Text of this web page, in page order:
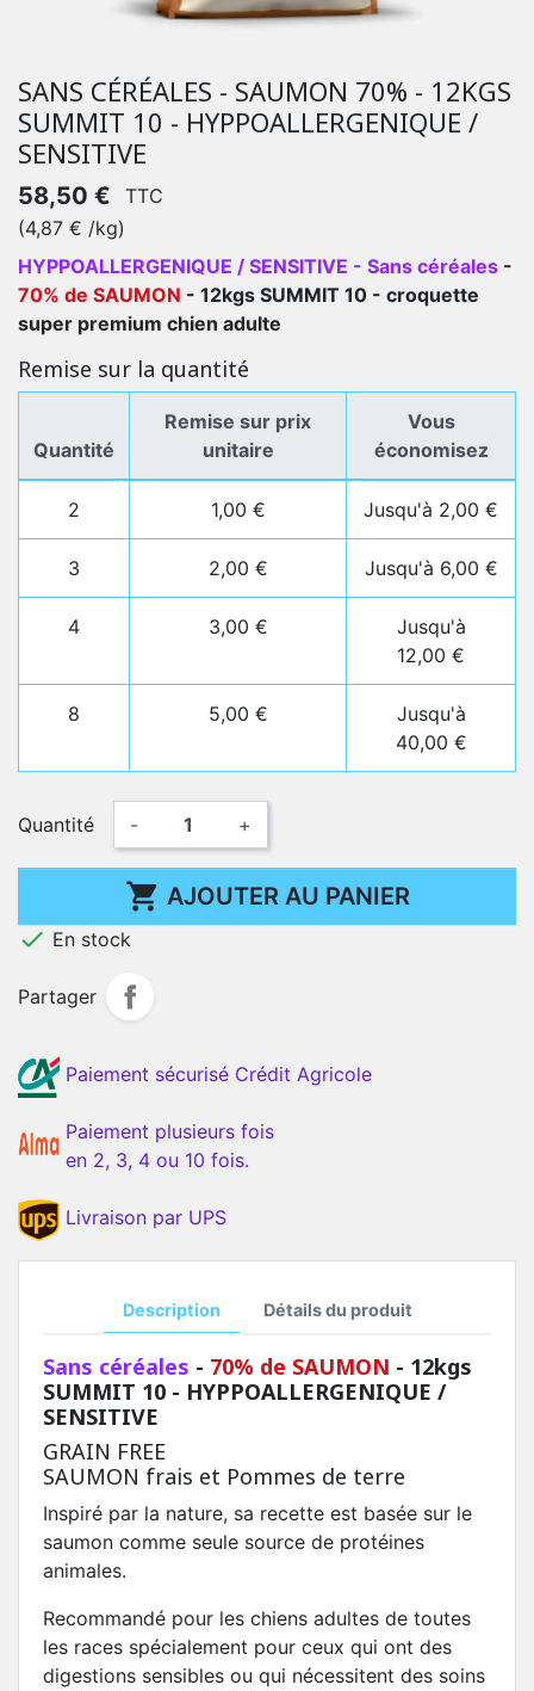
SANS CÉRÉALES - SAUMON 70% - 12KGS
SUMMIT 10 - HYPPOALLERGENIQUE /
SENSITIVE
58,50 €
(4,87 € /kg)
TTC
HYPPOALLERGENIQUE / SENSITIVE - Sans céréales -
70% de SAUMON - 12kgs SUMMIT 10 - croquette
super premium chien adulte
Remise sur la quantité
Quantité
Remise sur prix
unitaire
Vous
économisez
2 1,00 € Jusqu'à 2,00 €
3 2,00 € Jusqu'à 6,00 €
4 3,00 €
Jusqu'à
12,00 €
8 5,00 €
Jusqu'à
40,00 €
Quantité - +
 AJOUTER AU PANIER
 En stock
Partager
Paiement sécurisé Crédit Agricole
Paiement plusieurs fois
en 2, 3, 4 ou 10 fois.
Livraison par UPS
Description Détails du produit
Sans céréales - 70% de SAUMON - 12kgs
SUMMIT 10 - HYPPOALLERGENIQUE /
SENSITIVE
GRAIN FREE
SAUMON frais et Pommes de terre
Inspiré par la nature, sa recette est basée sur le
saumon comme seule source de protéines
animales.
Recommandé pour les chiens adultes de toutes
les races spécialement pour ceux qui ont des
digestions sensibles ou qui nécessitent des soins